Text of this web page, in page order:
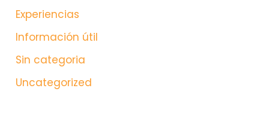
Experiencias
Información útil
Sin categoria
Uncategorized